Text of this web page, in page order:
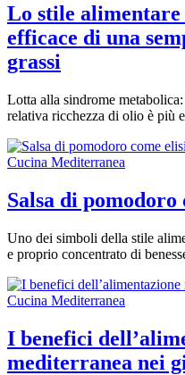
Lo stile
efficace di una
grassi
Lotta alla sindrome
relativa ricchezza di olio è più
Cucina Mediterranea
Salsa di
Uno dei simboli della stile
e proprio concentrato di
Cucina Mediterranea
I benefici
mediterranea nei